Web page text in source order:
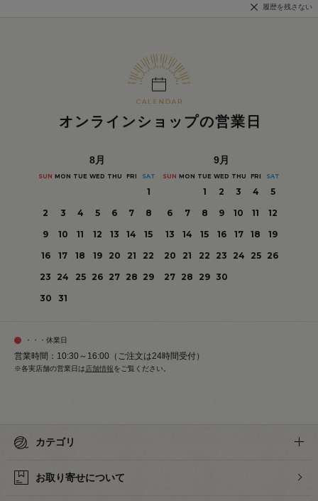
履歴を残さない
オンラインショップの営業日
8月
SUN MON TUE WED THU FRI SAT
1
2
3 4 5 6 7
8
9
10 11 12 13 14
15
16
17 18 19 20 21
22
23
24 25 26 27 28 29
30
31
9月
SUN MON TUE WED THU FRI SAT
1 2 3 4
5
6
7 8 9 10 11
12
13
14 15 16 17 18
19
20
21 22 23 24 25
26
27 28 29 30
・・・休業日
営業時間：10:30～16:00（ご注文は24時間受付）
※各実店舗の営業日は 店舗情報をご覧ください。
カテゴリ
お取り寄せについて